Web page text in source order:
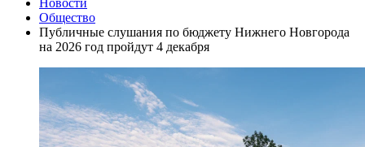
Общество
Публичные слушания по бюджету Нижнего Новгорода
на 2026 год пройдут 4 декабря